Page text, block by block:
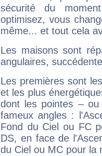
sécurité du
optimisez, vous
même... et tout cela
Les maisons sont
angulaires,
Les premières sont
et les plus
dont les pointes –
fameux angles :
Fond du Ciel ou FC
DS, en face de
du Ciel ou MC pour la